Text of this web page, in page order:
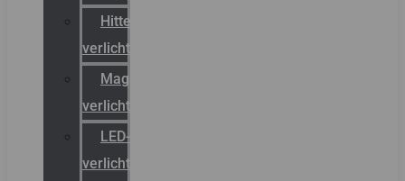
Hittebestendige
verlichting
Magazijn
verlichting
LED-
verlichting